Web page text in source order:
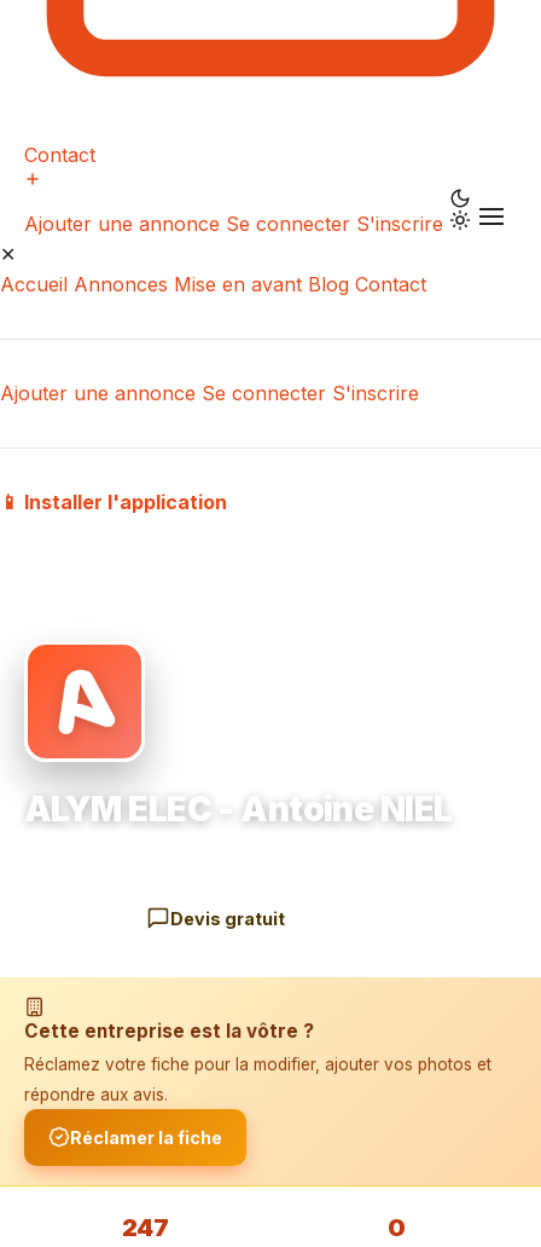
Contact
Ajouter une annonce Se connecter S'inscrire
✕
Accueil Annonces Mise en avant Blog Contact
Ajouter une annonce Se connecter S'inscrire
📱 Installer l'application
ALYM ELEC - Antoine NIEL
Devis gratuit
Cette entreprise est la vôtre ?
Réclamez votre fiche pour la modifier, ajouter vos photos et
répondre aux avis.
Réclamer la fiche
247 0